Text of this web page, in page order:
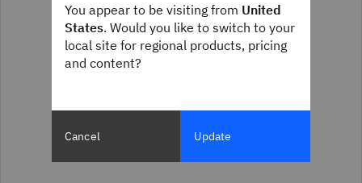
You appear to be visiting from United
States. Would you like to switch to your
local site for regional products, pricing
and content?
Cancel Update